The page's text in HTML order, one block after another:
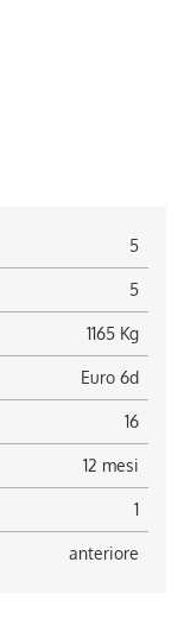
5
5
1165 Kg
Euro 6d
16
12 mesi
1
anteriore